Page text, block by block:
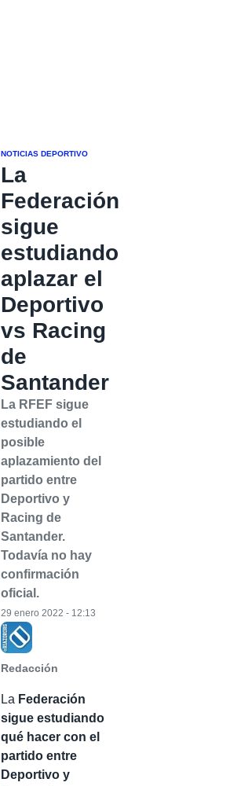
NOTICIAS DEPORTIVO
La
Federación
sigue
estudiando
aplazar el
Deportivo
vs Racing
de
Santander
La RFEF sigue
estudiando el
posible
aplazamiento del
partido entre
Deportivo y
Racing de
Santander.
Todavía no hay
confirmación
oficial.
Redacción
29 enero 2022 - 12:13
La Federación
sigue estudiando
qué hacer con el
partido entre
Deportivo y